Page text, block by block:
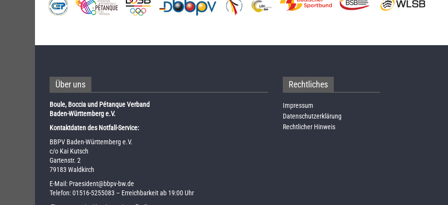
Über uns
Boule, Boccia und Pétanque Verband
Baden-Württemberg e.V.
Kontaktdaten des Notfall-Service:
BBPV Baden-Württemberg e.V.
c/o Kai Kutsch
Gartenstr. 2
79183 Waldkirch
E-Mail: Praesident@bbpv-bw.de
Telefon:01516-5255083 – Erreichbarkeit ab 19:00 Uhr
Rechtliches
Impressum
Datenschutzerklärung
Rechtlicher Hinweis